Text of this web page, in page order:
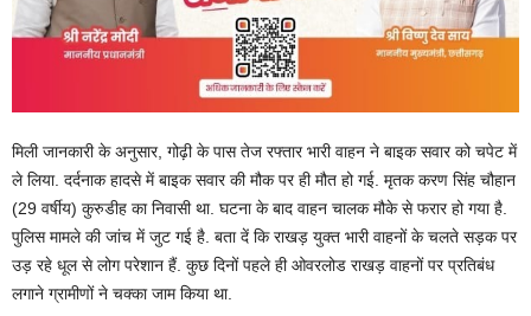
मिली जानकारी के अनुसार, गोढ़ी के पास तेज रफ्तार भारी वाहन ने बाइक सवार को चपेट में
ले लिया. दर्दनाक हादसे में बाइक सवार की मौक पर ही मौत हो गई. मृतक करण सिंह चौहान
(29 वर्षीय) कुरुडीह का निवासी था. घटना के बाद वाहन चालक मौके से फरार हो गया है.
पुलिस मामले की जांच में जुट गई है. बता दें कि राखड़ युक्त भारी वाहनों के चलते सड़क पर
उड़ रहे धूल से लोग परेशान हैं. कुछ दिनों पहले ही ओवरलोड राखड़ वाहनों पर प्रतिबंध
लगाने ग्रामीणों ने चक्का जाम किया था.